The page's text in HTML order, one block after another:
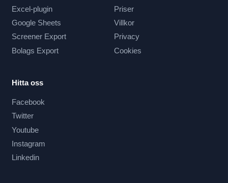
Excel-plugin
Google Sheets
Screener Export
Bolags Export
Priser
Villkor
Privacy
Cookies
Hitta oss
Facebook
Twitter
Youtube
Instagram
Linkedin